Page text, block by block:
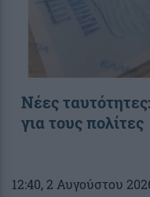
Νέες
για τους πολίτες
12:40, 2 Αυγούστου